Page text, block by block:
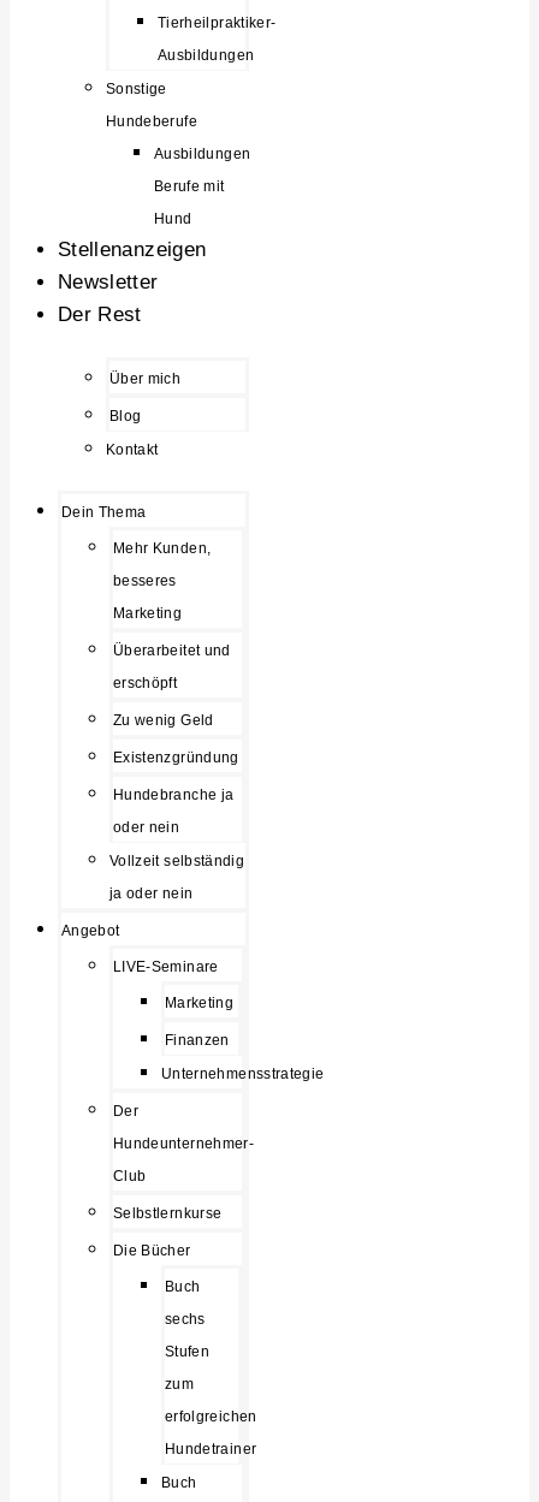
Tierheilpraktiker-
Ausbildungen
Sonstige
Hundeberufe
Ausbildungen
Berufe mit
Hund
Stellenanzeigen
Newsletter
Der Rest
Über mich
Blog
Kontakt
Dein Thema
Mehr Kunden,
besseres
Marketing
Überarbeitet und
erschöpft
Zu wenig Geld
Existenzgründung
Hundebranche ja
oder nein
Vollzeit selbständig
ja oder nein
Angebot
LIVE-Seminare
Marketing
Finanzen
Unternehmensstrategie
Der
Hundeunternehmer-
Club
Selbstlernkurse
Die Bücher
Buch
sechs
Stufen
zum
erfolgreichen
Hundetrainer
Buch